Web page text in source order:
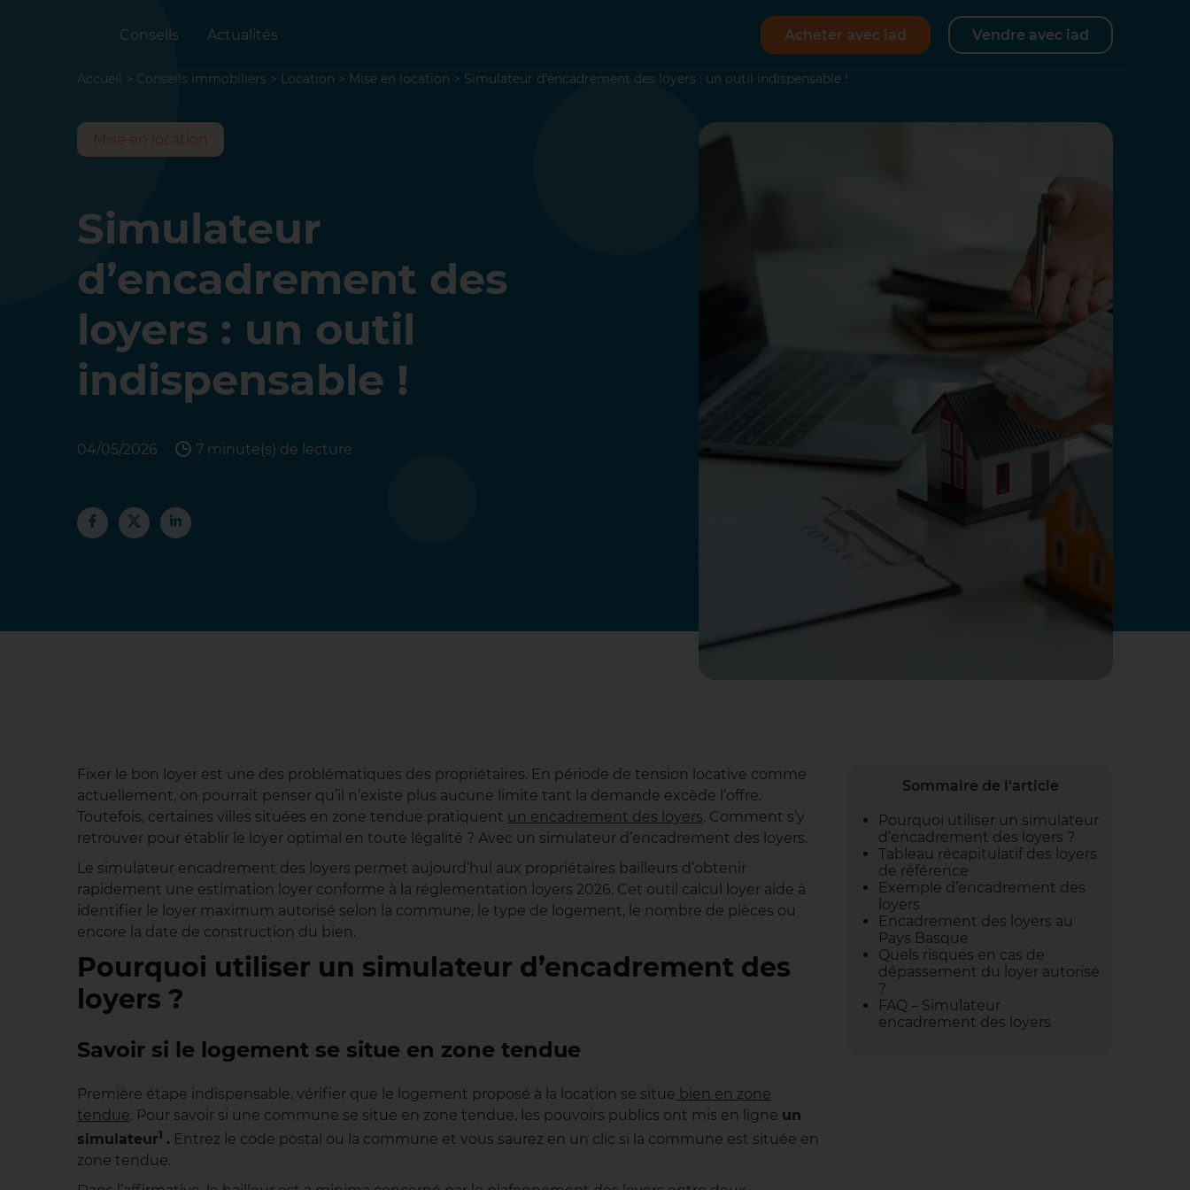
Conseils Actualités Acheter avec iad Vendre avec iad
Accueil > Conseils immobiliers > Location > Mise en location > Simulateur d’encadrement des loyers : un outil indispensable !
Simulateur
d’encadrement des
loyers : un outil
indispensable !
04/05/2026 7 minute(s) de lecture
Mise en location
Fixer le bon loyer est une des problématiques des propriétaires. En période de tension locative comme
actuellement, on pourrait penser qu’il n’existe plus aucune limite tant la demande excède l’offre.
Toutefois, certaines villes situées en zone tendue pratiquent un encadrement des loyers. Comment s’y
retrouver pour établir le loyer optimal en toute légalité ? Avec un simulateur d’encadrement des loyers.
Le simulateur encadrement des loyers permet aujourd’hui aux propriétaires bailleurs d’obtenir
rapidement une estimation loyer conforme à la réglementation loyers 2026. Cet outil calcul loyer aide à
identifier le loyer maximum autorisé selon la commune, le type de logement, le nombre de pièces ou
encore la date de construction du bien.
Pourquoi utiliser un simulateur d’encadrement des
loyers ?
Savoir si le logement se situe en zone tendue
Première étape indispensable, vérifier que le logement proposé à la location se situe bien en zone
tendue. Pour savoir si une commune se situe en zone tendue, les pouvoirs publics ont mis en ligne un
simulateur1 . Entrez le code postal ou la commune et vous saurez en un clic si la commune est située en
zone tendue.
Sommaire de l'article
Pourquoi utiliser un simulateur
d’encadrement des loyers ?
Tableau récapitulatif des loyers
de référence
Exemple d’encadrement des
loyers
Encadrement des loyers au
Pays Basque
Quels risques en cas de
dépassement du loyer autorisé
?
FAQ – Simulateur
encadrement des loyers